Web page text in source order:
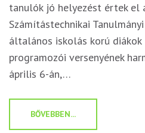
tanulók jó helyezést értek el
Számítástechnikai
általános iskolás korú
programozói versenyének
április 6-án,…
BŐVEBBEN...